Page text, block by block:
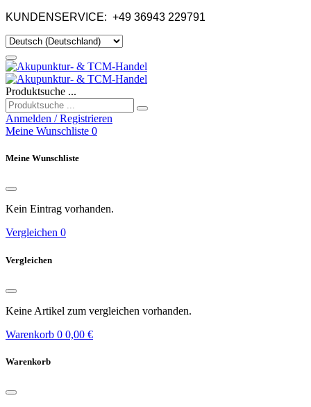
KUNDENSERVICE: +49 36943 229791
Produktsuche ...
Anmelden / Registrieren
Meine Wunschliste 0
Meine Wunschliste
Kein Eintrag vorhanden.
Vergleichen 0
Vergleichen
Keine Artikel zum vergleichen vorhanden.
Warenkorb 0 0,00 €
Warenkorb